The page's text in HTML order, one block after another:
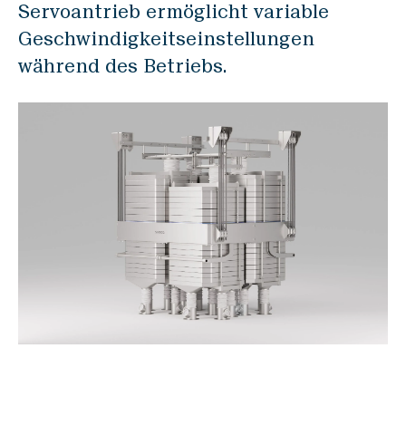
Servoantrieb ermöglicht variable
Geschwindigkeitseinstellungen
während des Betriebs.